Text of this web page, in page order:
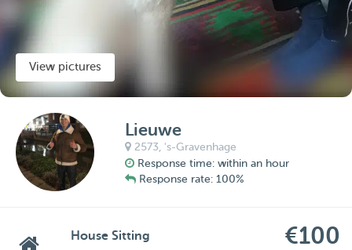
View pictures
Lieuwe
2573, 's-Gravenhage
Response time: within an hour
Response rate: 100%
House Sitting €100